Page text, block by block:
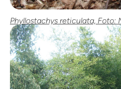
Phyllostachys reticulata, Foto: